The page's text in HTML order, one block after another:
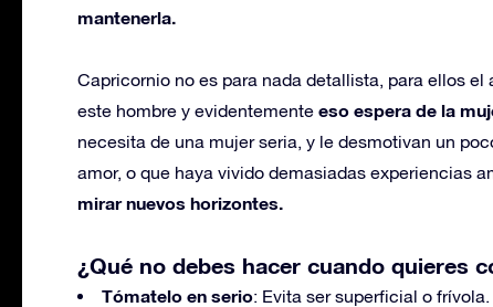
mantenerla.
Capricornio no es para nada detallista, para ellos
este hombre y evidentemente eso espera de la
necesita de una mujer seria, y le desmotivan un
amor, o que haya vivido demasiadas experiencias
mirar nuevos horizontes.
¿Qué no debes hacer cuando quieres
Tómatelo en serio: Evita ser superficial o